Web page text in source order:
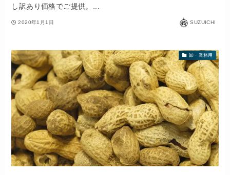
し訳あり価格でご提供。...
2020年1月1日 SUZUICHI
卸・業務用